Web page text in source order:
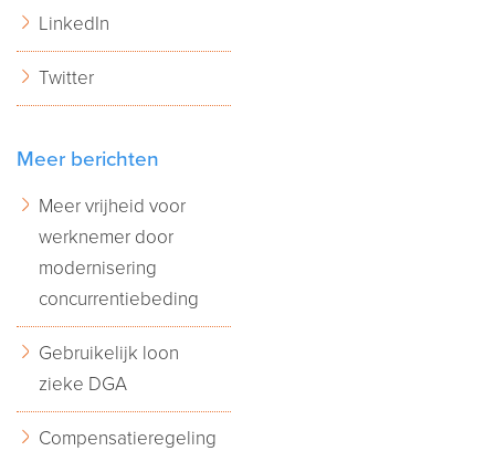
LinkedIn
Twitter
Meer berichten
Meer vrijheid voor
werknemer door
modernisering
concurrentiebeding
Gebruikelijk loon
zieke DGA
Compensatieregeling